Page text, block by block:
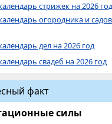
стрижек на 2026 год
огородника и
дел на 2026 год
свадеб на 2026 год
факт
силы